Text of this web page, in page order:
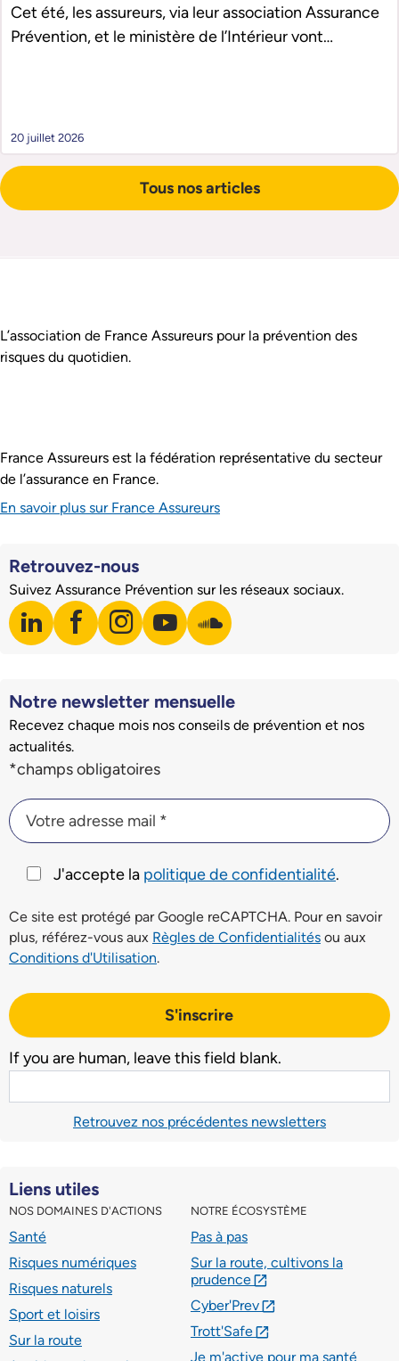
Cet été, les assureurs, via leur association Assurance
Prévention, et le ministère de l’Intérieur vont
d’éducation routière CRS/Assurance Prévention. La
piste sera présente au plus près des vacanciers dans
4 villes du littoral français. Une initiative qui répond à
une réelle urgence : en France, en 2025, 697
ont perdu la vie et on estime à 5 200 le nombre de
20 juillet 2026
Tous nos articles
Assurance Prévention est :
L’association de France Assureurs pour la prévention des
risques du quotidien.
France Assureurs est la fédération représentative du secteur
de l’assurance en France.
En savoir plus sur France Assureurs
Liens utiles
NOS DOMAINES D'ACTIONS
Santé
Risques numériques
Risques naturels
Sport et loisirs
Sur la route
NOTRE ÉCOSYSTÈME
Pas à pas
Sur la route, cultivons la
prudence lien externe
Cyber'Prev lien externe
Trott'Safe lien externe
Je m'active pour ma santé
Retrouvez-nous
Suivez Assurance Prévention sur les réseaux sociaux.
linkedin
Visiter notre page LinkedIn
facebook
Visiter notre page Facebook
instagram
Visiter notre page Instagram
youtube
Visiter notre page Youtube
soundcloud
Visiter notre page
Notre newsletter mensuelle
Recevez chaque mois nos conseils de prévention et nos
actualités.
Champs du formulaire d'inscription à la newsletter
*champs obligatoires
Votre adresse mail *
Votre adresse mail *
J'accepte la politique de confidentialité.
Ce site est protégé par Google reCAPTCHA. Pour en savoir
plus, référez-vous aux Règles de Confidentialités ou aux
Conditions d'Utilisation.
S'inscrire
If you are human, leave this field blank.
Retrouvez nos précédentes newsletters